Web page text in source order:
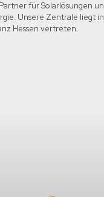
für Solarlösungen
Unsere Zentrale liegt
Hessen vertreten.